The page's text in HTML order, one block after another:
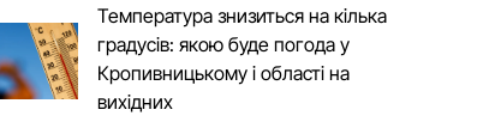
Температура знизиться на кілька
градусів: якою буде погода у
Кропивницькому і області на
вихідних